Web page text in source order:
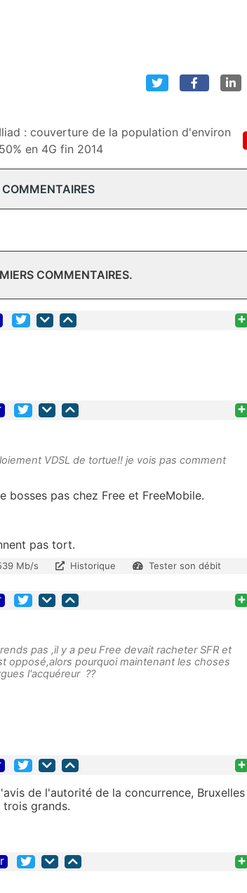
Iliad : couverture de la population d'environ
50% en 4G fin 2014
COMMENTAIRES.
+
+
VDSL de tortue!! je vois pas comment
bosses pas chez Free et FreeMobile.
pas tort.
Mb/s Historique Tester son débit
+
pas ,il y a peu Free devait racheter SFR et
opposé,alors pourquoi maintenant les choses
l'acquéreur ??
+
de l'autorité de la concurrence, Bruxelles
grands.
+